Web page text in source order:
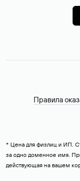
Правила
* Цена для физлиц и ИП.
за одно доменное имя.
действующая на вашем